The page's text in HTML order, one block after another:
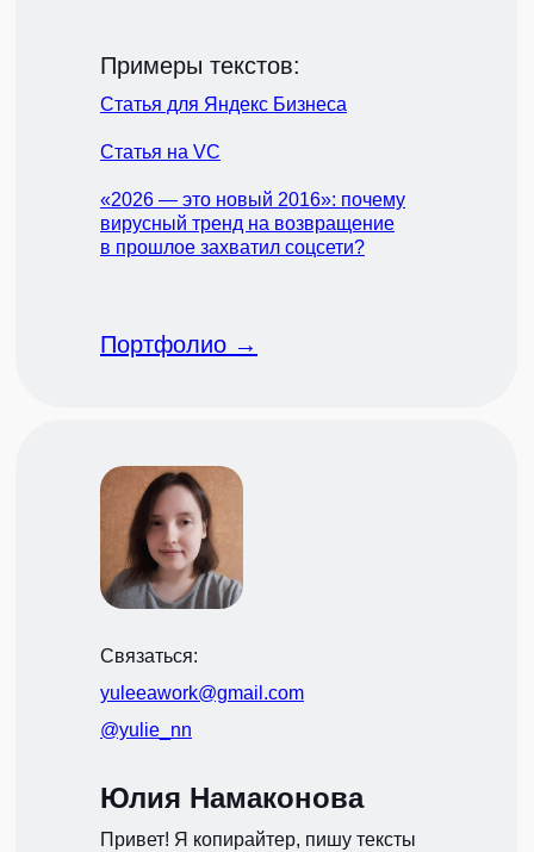
Примеры текстов:
Статья для Яндекс Бизнеса
Статья на VC
«2026 — это новый 2016»: почему
вирусный тренд на возвращение
в прошлое захватил соцсети?
Портфолио →
Юлия Намаконова
Привет! Я копирайтер, пишу тексты
Связаться:
@yulie_nn
yuleeawork@gmail.com